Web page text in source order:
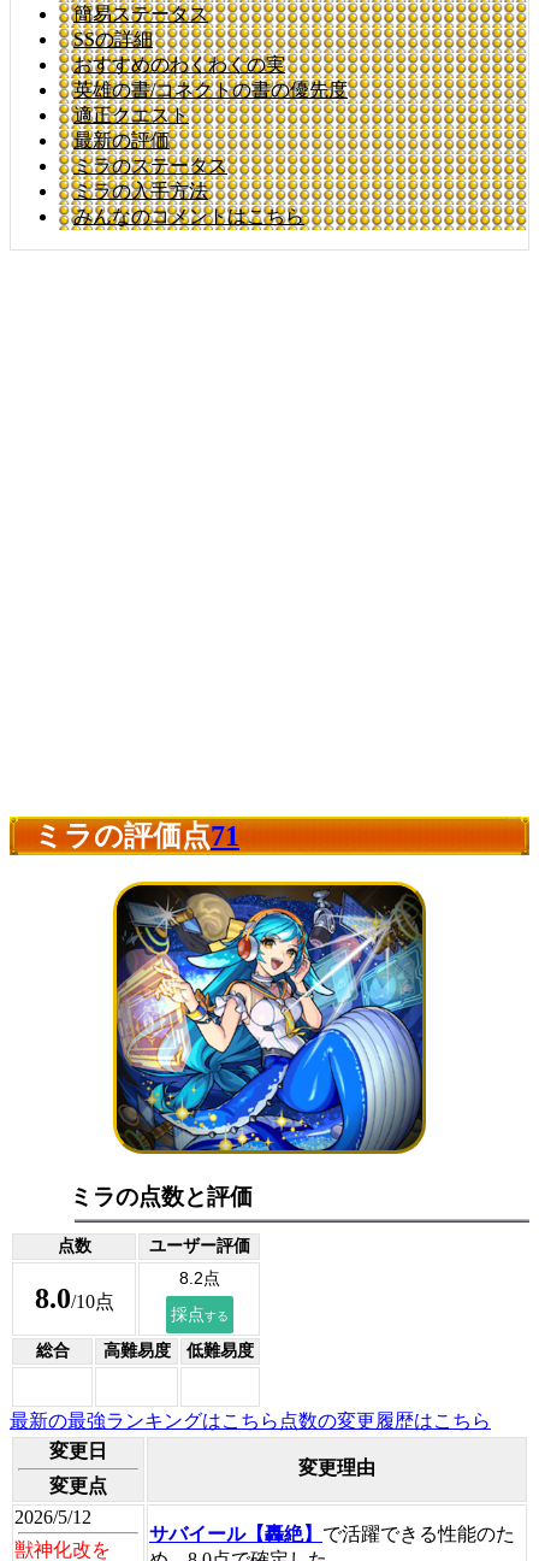
簡易ステータス
SSの詳細
おすすめのわくわくの実
英雄の書/コネクトの書の優先度
適正クエスト
最新の評価
ミラのステータス
ミラの入手方法
みんなのコメントはこちら
ミラの評価点71
ミラの点数と評価
点数 ユーザー評価
8.0/10点
総合 高難易度 低難易度
最新の最強ランキングはこちら 点数の変更履歴はこちら
変更日
変更点
変更理由
2026/5/12
獣神化改を
サバイール【轟絶】 で活躍できる性能のた